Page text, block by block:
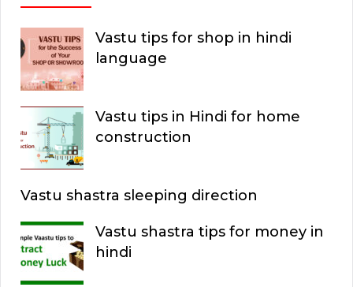
Vastu tips for shop in hindi
language
Vastu tips in Hindi for home
construction
Vastu shastra sleeping direction
Vastu shastra tips for money in
hindi